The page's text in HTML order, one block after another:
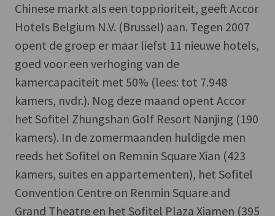
Chinese markt als een topprioriteit, geeft Accor
Hotels Belgium N.V. (Brussel) aan. Tegen 2007
opent de groep er maar liefst 11 nieuwe hotels,
goed voor een verhoging van de
kamercapaciteit met 50% (lees: tot 7.948
kamers, nvdr.). Nog deze maand opent Accor
het Sofitel Zhungshan Golf Resort Nanjing (190
kamers). In de zomermaanden huldigde men
reeds het Sofitel on Remnin Square Xian (423
kamers, suites en appartementen), het Sofitel
Convention Centre on Renmin Square and
Grand Theatre en het Sofitel Plaza Xiamen (395